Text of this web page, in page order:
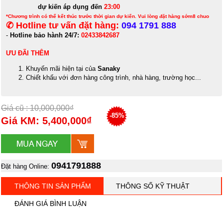
dự kiến áp dụng đến 23:00
*Chương trình có thể kết thúc trước thời gian dự kiến. Vui lòng đặt hàng sớm8 chuo
✆ Hotline tư vấn đặt hàng: 094 1791 888
- Hotline bảo hành 24/7: 02433842687
ƯU ĐÃI THÊM
Khuyến mãi hiện tại của Sanaky
Chiết khấu với đơn hàng công trình, nhà hàng, trường học...
Giá cũ : 10,000,000₫
Giá KM: 5,400,000₫ -85%
Đặt hàng Online: 0941791888
THÔNG TIN SẢN PHẨM THÔNG SỐ KỸ THUẬT
ĐÁNH GIÁ BÌNH LUẬN